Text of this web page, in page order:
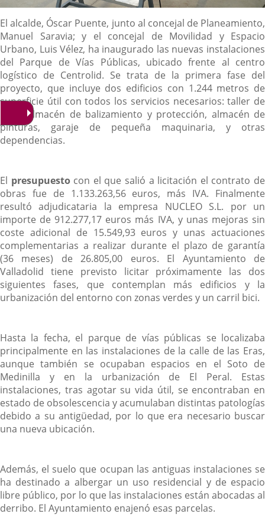
Descripción
El alcalde, Óscar Puente, junto al concejal de Planeamiento,
Manuel Saravia; y el concejal de Movilidad y Espacio
Urbano, Luis Vélez, ha inaugurado las nuevas instalaciones
del Parque de Vías Públicas, ubicado frente al centro
logístico de Centrolid. Se trata de la primera fase del
proyecto, que incluye dos edificios con 1.244 metros de
superficie útil con todos los servicios necesarios: taller de
forja, almacén de balizamiento y protección, almacén de
pinturas, garaje de pequeña maquinaria, y otras
dependencias.
El presupuestocon el que salió a licitación el contrato de
obras fue de 1.133.263,56 euros, más IVA. Finalmente
resultó adjudicataria la empresa NUCLEO S.L. por un
importe de 912.277,17 euros más IVA, y unas mejoras sin
coste adicional de 15.549,93 euros y unas actuaciones
complementarias a realizar durante el plazo de garantía
(36 meses) de 26.805,00 euros. El Ayuntamiento de
Valladolid tiene previsto licitar próximamente las dos
siguientes fases, que contemplan más edificios y la
urbanización del entorno con zonas verdes y un carril bici.
Hasta la fecha, el parque de vías públicas se localizaba
principalmente en las instalaciones de la calle de las Eras,
aunque también se ocupaban espacios en el Soto de
Medinilla y en la urbanización de El Peral. Estas
instalaciones, tras agotar su vida útil, se encontraban en
estado de obsolescencia y acumulaban distintas patologías
debido a su antigüedad, por lo que era necesario buscar
una nueva ubicación.
Además, el suelo que ocupan las antiguas instalaciones se
ha destinado a albergar un uso residencial y de espacio
libre público, por lo que las instalaciones están abocadas al
derribo. El Ayuntamiento enajenó esas parcelas.